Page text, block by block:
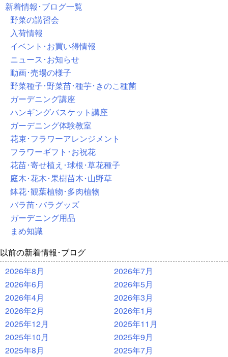
新着情報･ブログ一覧
野菜の講習会
入荷情報
イベント･お買い得情報
ニュース･お知らせ
動画･売場の様子
野菜種子･野菜苗･種芋･きのこ種菌
ガーデニング講座
ハンギングバスケット講座
ガーデニング体験教室
花束･フラワーアレンジメント
フラワーギフト･お祝花
花苗･寄せ植え･球根･草花種子
庭木･花木･果樹苗木･山野草
鉢花･観葉植物･多肉植物
バラ苗･バラグッズ
ガーデニング用品
まめ知識
以前の新着情報･ブログ
2026年8月
2026年7月
2026年6月
2026年5月
2026年4月
2026年3月
2026年2月
2026年1月
2025年12月
2025年11月
2025年10月
2025年9月
2025年8月
2025年7月